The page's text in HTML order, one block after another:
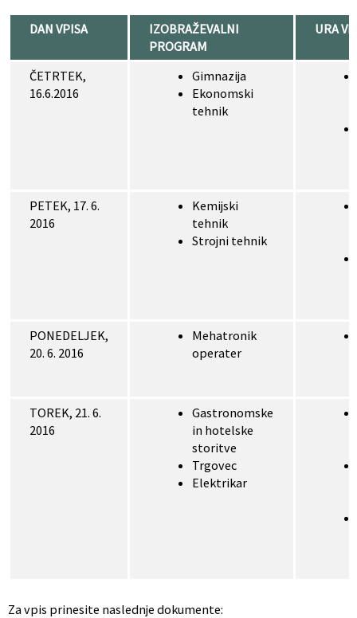
DAN VPISA
IZOBRAŽEVALNI
PROGRAM
URA
ČETRTEK,
16.6.2016
Gimnazija
Ekonomski
tehnik
PETEK, 17. 6.
2016
Kemijski
tehnik
Strojni tehnik
PONEDELJEK,
20. 6. 2016
Mehatronik
operater
TOREK, 21. 6.
2016
Gastronomske
in hotelske
storitve
Trgovec
Elektrikar
Za vpis prinesite naslednje dokumente: